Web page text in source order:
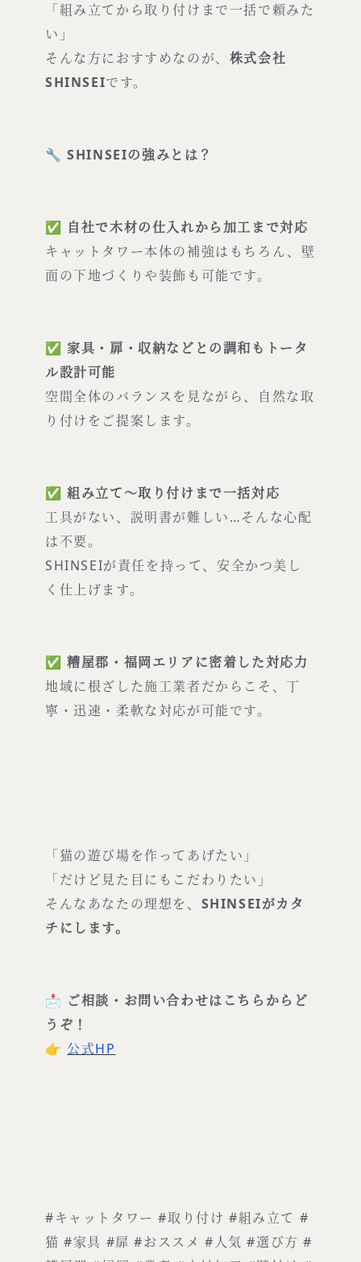
「組み立てから取り付けまで一括で頼みた
い」
そんな方におすすめなのが、 株式会社
SHINSEIです。
🔧SHINSEIの強みとは？
✅ 自社で木材の仕入れから加工まで対応
キャットタワー本体の補強はもちろん、壁
面の下地づくりや装飾も可能です。
✅ 家具・扉・収納などとの調和もトータ
ル設計可能
空間全体のバランスを見ながら、自然な取
り付けをご提案します。
✅組み立て〜取り付けまで一括対応
工具がない、説明書が難しい…そんな心配
は不要。
SHINSEIが責任を持って、安全かつ美し
く仕上げます。
✅糟屋郡・福岡エリアに密着した対応力
地域に根ざした施工業者だからこそ、丁
寧・迅速・柔軟な対応が可能です。
「猫の遊び場を作ってあげたい」
「だけど見た目にもこだわりたい」
そんなあなたの理想を、 SHINSEIがカタ
チにします。
📩 ご相談・お問い合わせはこちらからど
うぞ！
👉 公式HP
#キャットタワー #取り付け #組み立て #
猫 #家具 #扉 #おススメ #人気 #選び方 #